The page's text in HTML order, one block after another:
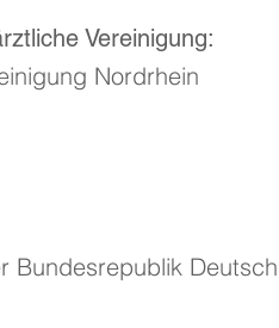
Vereinigung:
Nordrhein
Bundesrepublik